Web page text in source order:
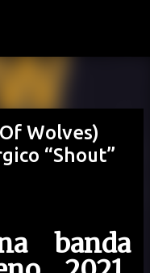
Wolves)
“Shout”
banda